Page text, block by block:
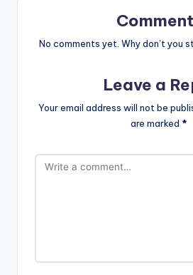
No comments yet. Why don’t you
Leave a
Your email address will not be
are marked *